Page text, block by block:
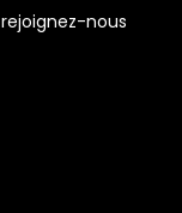
rejoignez-nous